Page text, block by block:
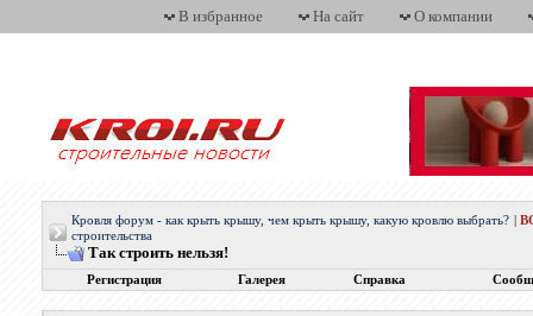
В избранное На сайт О компании
Кровля форум - как крыть крышу, чем крыть крышу, какую кровлю выбрать?
строительства
Так строить нельзя!
Регистрация Галерея Справка